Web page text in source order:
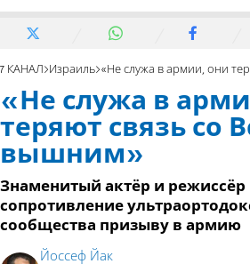
7 КАНАЛ Израиль «Не служа в армии, они теряют
«Не служа в
теряют связь со
вышним»
Знаменитый актёр и режиссёр
сопротивление
сообщества призыву в армию
Йоссеф Йак